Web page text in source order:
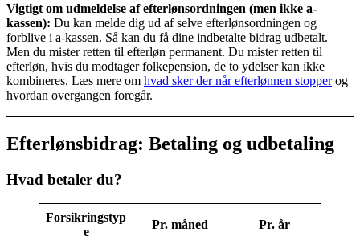
Vigtigt om udmeldelse af efterlønsordningen (men ikke a-
kassen): Du kan melde dig ud af selve efterlønsordningen og
forblive i a-kassen. Så kan du få dine indbetalte bidrag udbetalt.
Men du mister retten til efterløn permanent. Du mister retten til
efterløn, hvis du modtager folkepension, de to ydelser kan ikke
kombineres. Læs mere om hvad sker der når efterlønnen stopperog
hvordan overgangen foregår.
Efterlønsbidrag: Betaling og udbetaling
Hvad betaler du?
Forsikringstyp
e
Pr. måned Pr. år